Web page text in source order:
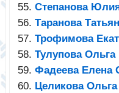
Степанова
Таранова
Трофимова
Тулупова Ольга
Фадеева Елена
Целикова